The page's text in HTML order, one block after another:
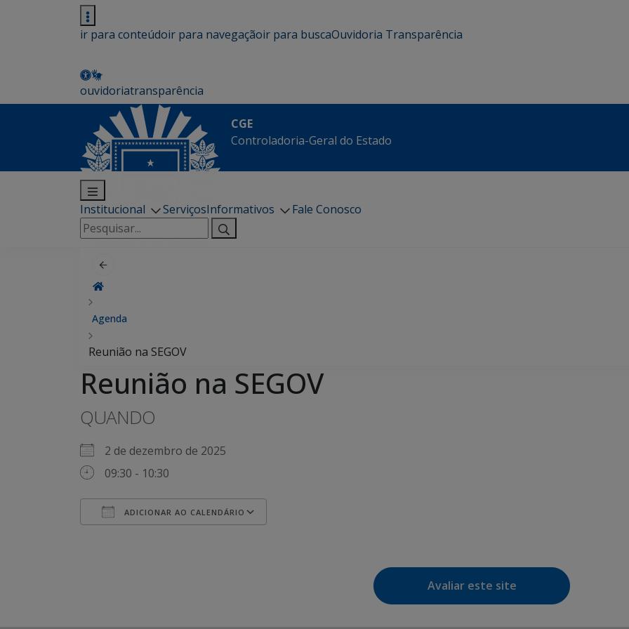
ir para conteúdoir para navegaçãoir para buscaOuvidoria Transparência
ouvidoriatransparência
CGE
Controladoria-Geral do Estado
Institucional ServiçosInformativos
Fale Conosco
Pesquisar
por:
Agenda
Reunião na SEGOV
Reunião na SEGOV
QUANDO
2 de dezembro de 2025
09:30 - 10:30
ADICIONAR AO CALENDÁRIO
Avaliar este site